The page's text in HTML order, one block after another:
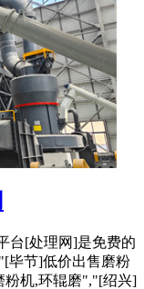
台[处理网]是免费的
毕节]低价出售磨粉
粉机,环辊磨","[绍兴]